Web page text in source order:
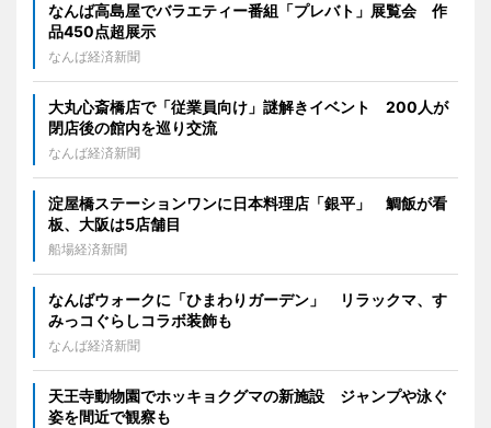
なんば高島屋でバラエティー番組「プレバト」展覧会 作
品450点超展示
なんば経済新聞
大丸心斎橋店で「従業員向け」謎解きイベント 200人が
閉店後の館内を巡り交流
なんば経済新聞
淀屋橋ステーションワンに日本料理店「銀平」 鯛飯が看
板、大阪は5店舗目
船場経済新聞
なんばウォークに「ひまわりガーデン」 リラックマ、す
みっコぐらしコラボ装飾も
なんば経済新聞
天王寺動物園でホッキョクグマの新施設 ジャンプや泳ぐ
姿を間近で観察も